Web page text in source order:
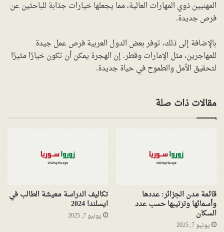
المهنيين ذوي المهارات العالية، مما يجعلها خيارات جذابة للباحثين عن
فرص جديدة.
بالإضافة إلى ذلك، توفر بعض الدول العربية فرص عمل جيدة
للمهاجرين، مثل الإمارات وقطر. إن الهجرة يمكن أن تكون خيارًا مثيرًا
لتحقيق الأمل والطموح في حياة جديدة.
مقالات ذات صلة
قائمة مدن الجزائر: عددها
وأسمائها وترتيبها حسب عدد
السكان
يونيو 7, 2025
تكاليف الدراسة معيشة الطالب في
ايسلندا 2024
يونيو 7, 2025